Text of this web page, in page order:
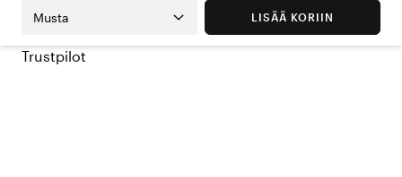
Musta LISÄÄ KORIIN
Trustpilot